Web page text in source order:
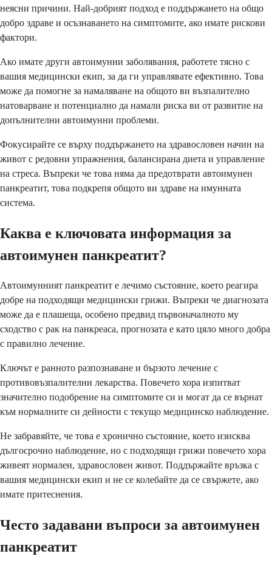
неясни причини. Най-добрият подход е поддържането на общо
добро здраве и осъзнаването на симптомите, ако имате рискови
фактори.
Ако имате други автоимунни заболявания, работете тясно с
вашия медицински екип, за да ги управлявате ефективно. Това
може да помогне за намаляване на общото ви възпалително
натоварване и потенциално да намали риска ви от развитие на
допълнителни автоимунни проблеми.
Фокусирайте се върху поддържането на здравословен начин на
живот с редовни упражнения, балансирана диета и управление
на стреса. Въпреки че това няма да предотврати автоимунен
панкреатит, това подкрепя общото ви здраве на имунната
система.
Каква е ключовата информация за
автоимунен панкреатит?
Автоимунният панкреатит е лечимо състояние, което реагира
добре на подходящи медицински грижи. Въпреки че диагнозата
може да е плашеща, особено предвид първоначалното му
сходство с рак на панкреаса, прогнозата е като цяло много добра
с правилно лечение.
Ключът е ранното разпознаване и бързото лечение с
противовъзпалителни лекарства. Повечето хора изпитват
значително подобрение на симптомите си и могат да се върнат
към нормалните си дейности с текущо медицинско наблюдение.
Не забравяйте, че това е хронично състояние, което изисква
дългосрочно наблюдение, но с подходящи грижи повечето хора
живеят нормален, здравословен живот. Поддържайте връзка с
вашия медицински екип и не се колебайте да се свържете, ако
имате притеснения.
Често задавани въпроси за автоимунен
панкреатит